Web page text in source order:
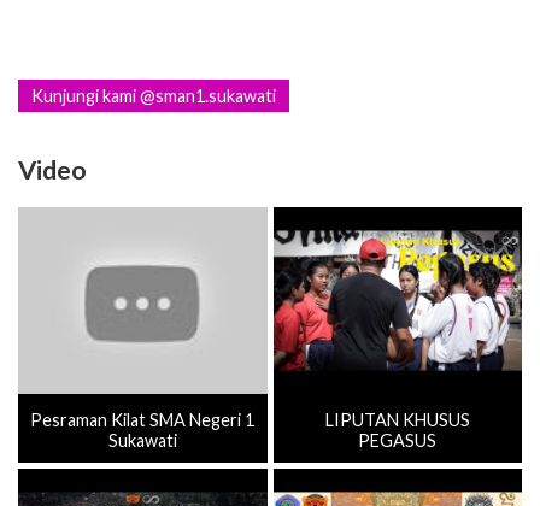
Kunjungi kami @sman1.sukawati
Video
Pesraman Kilat SMA Negeri 1
Sukawati
LIPUTAN KHUSUS
PEGASUS